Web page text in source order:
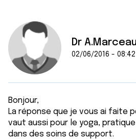
Dr
02/06/2016 - 08:42
Bonjour,
La réponse que je vous ai faite
vaut aussi pour le yoga,
dans des soins de support.